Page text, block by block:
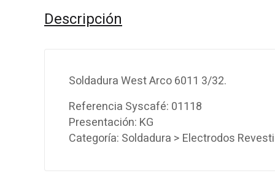
Descripción
Soldadura West Arco 6011 3/32.
Referencia Syscafé: 01118
Presentación: KG
Categoría: Soldadura > Electrodos